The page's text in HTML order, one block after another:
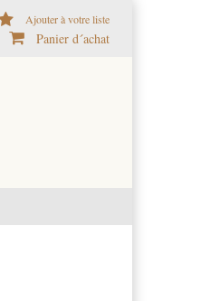
Ajouter à votre liste
Panier d´achat